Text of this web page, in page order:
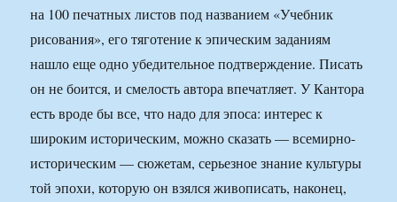
на 100 печатных листов под названием «Учебник
рисования», его тяготение к эпическим заданиям
нашло еще одно убедительное подтверждение. Писать
он не боится, и смелость автора впечатляет. У Кантора
есть вроде бы все, что надо для эпоса: интерес к
широким историческим, можно сказать — всемирно-
историческим — сюжетам, серьезное знание культуры
той эпохи, которую он взялся живописать, наконец,